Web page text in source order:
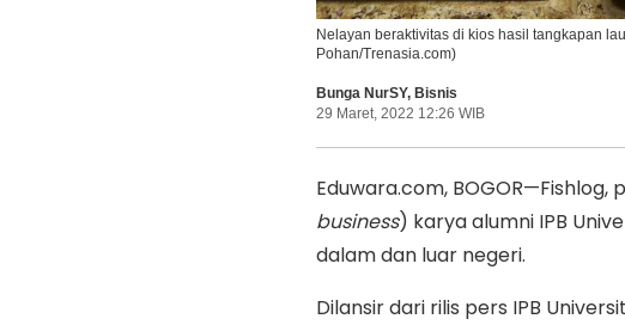
Nelayan beraktivitas di kios hasil tangkapan
Pohan/Trenasia.com)
Bunga NurSY, Bisnis
29 Maret, 2022 12:26 WIB
Eduwara.com,
business) karya alumni IPB
dalam dan luar negeri.
Dilansir dari rilis pers IPB